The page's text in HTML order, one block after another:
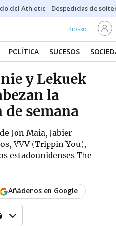
del Athletic Despedidas de
Kiosko
POLÍTICA SUCESOS
y Lekuek
la
semana
Jon Maia, Jabier
VVV (Trippin´You),
estadounidenses The
Añádenos en Google